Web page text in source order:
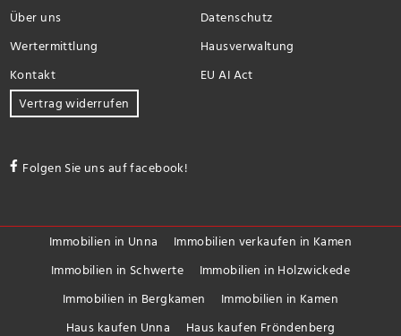
Über uns
Datenschutz
Wertermittlung
Hausverwaltung
Kontakt
EU AI Act
Vertrag widerrufen
Folgen Sie uns auf facebook!
Immobilien in Unna
Immobilien verkaufen in Kamen
Immobilien in Schwerte
Immobilien in Holzwickede
Immobilien in Bergkamen
Immobilien in Kamen
Haus kaufen Unna
Haus kaufen Fröndenberg